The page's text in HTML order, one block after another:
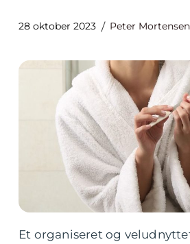
28 oktober 2023 Peter Mortensen
Et organiseret og